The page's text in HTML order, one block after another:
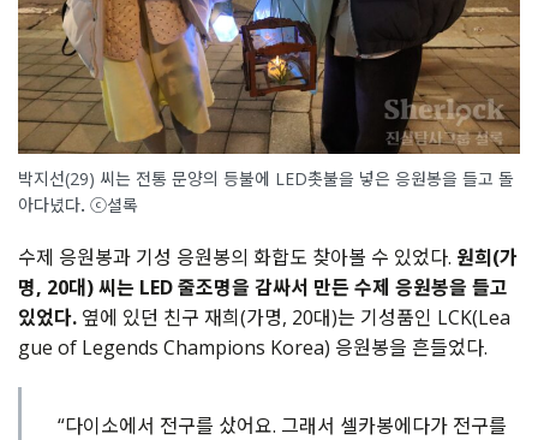
박지선(29) 씨는 전통 문양의 등불에 LED촛불을 넣은 응원봉을 들고 돌
아다녔다. ⓒ셜록
수제 응원봉과 기성 응원봉의 화합도 찾아볼 수 있었다. 원희(가
명, 20대) 씨는 LED 줄조명을 감싸서 만든 수제 응원봉을 들고
있었다. 옆에 있던 친구 재희(가명, 20대)는 기성품인 LCK(Lea
gue of Legends Champions Korea) 응원봉을 흔들었다.
“다이소에서 전구를 샀어요. 그래서 셀카봉에다가 전구를